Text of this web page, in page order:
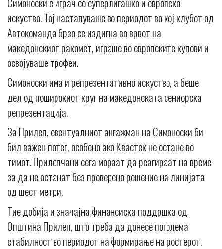
искуство. Тој настапуваше во периодот во кој клубот од
Автокоманда брзо се издигна во врвот на
македонскиот ракомет, играше во европските купови и
освојуваше трофеи.
Симоноски има и репрезентативно искуство, а беше
дел од поширокиот круг на македонската сениорска
репрезентација.
За Прилеп, евентуалниот ангажман на Симоноски би
бил важен потег, особено ако Квастек не остане во
тимот. Прилепчани сега мораат да реагираат на време
за да не останат без проверено решение на линијата
од шест метри.
Тие добија и значајна финансиска поддршка од
Општина Прилеп, што треба да донесе поголема
стабилност во периодот на формирање на ростерот.